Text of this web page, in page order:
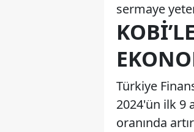
sermaye
Türkiye
2024'ün ilk 9
oranında